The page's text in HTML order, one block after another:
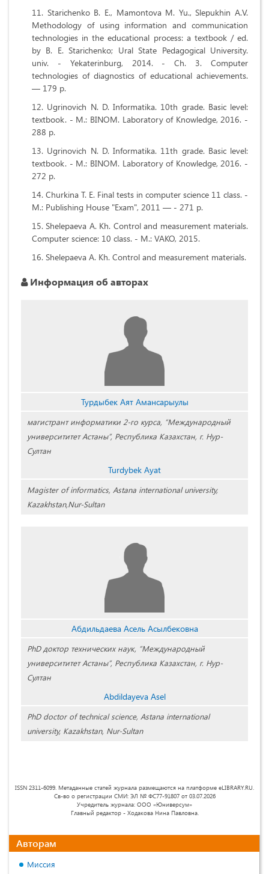
Starichenko B. E., Mamontova M. Yu., Slepukhin A.V.
Methodology of using information and communication
technologies in the educational process: a textbook / ed.
by B. E. Starichenko; Ural State Pedagogical University.
univ. - Yekaterinburg, 2014. - Ch. 3. Computer
technologies of diagnostics of educational achievements.
— 179 p.
Ugrinovich N. D. Informatika. 10th grade. Basic level:
textbook. - M.: BINOM. Laboratory of Knowledge, 2016. -
288 p.
Ugrinovich N. D. Informatika. 11th grade. Basic level:
textbook. - M.: BINOM. Laboratory of Knowledge, 2016. -
272 p.
Churkina T. E. Final tests in computer science 11 class. -
M.: Publishing House "Exam", 2011 — - 271 p.
Shelepaeva A. Kh. Control and measurement materials.
Computer science: 10 class. - M.: VAKO, 2015.
Shelepaeva A. Kh. Control and measurement materials.
Информация об авторах
Турдыбек Аят Амансарыулы
магистрант информатики 2-го курса, “Международный
университитет Астаны”, Республика Казахстан, г. Нур-
Султан
Turdybek Ayat
Magister of informatics, Astana international university,
Kazakhstan,Nur-Sultan
Абдильдаева Асель Асылбековна
PhD доктор технических наук, “Международный
университитет Астаны”, Республика Казахстан, г. Нур-
Султан
Abdildayeva Asel
PhD doctor of technical science, Astana international
university, Kazakhstan, Nur-Sultan
ISSN 2311-6099. Метаданные статей журнала размещаются на платформе eLIBRARY.RU.
Св-во о регистрации СМИ: ЭЛ № ФС77-91807 от 03.07.2026
Учредитель журнала: ООО «Юниверсум»
Главный редактор - Ходакова Нина Павловна.
Авторам
Миссия